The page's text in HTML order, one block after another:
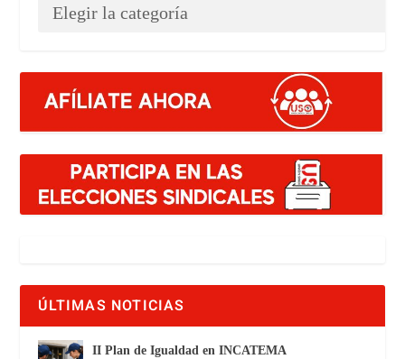
ÚLTIMAS NOTICIAS
II Plan de Igualdad en INCATEMA